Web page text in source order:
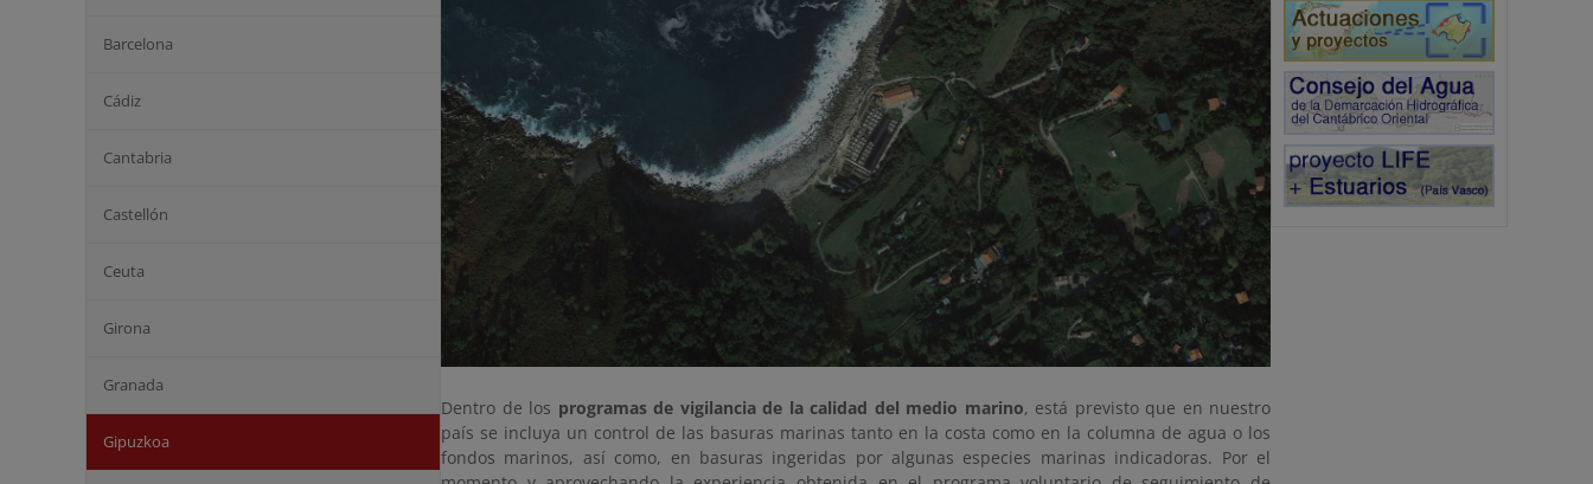
Barcelona
Cádiz
Cantabria
Castellón
Ceuta
Girona
Granada
Gipuzkoa
Dentro de los programas de vigilancia de la calidad del medio marino, está previsto que en nuestro
país se incluya un control de las basuras marinas tanto en la costa como en la columna de agua o los
fondos marinos, así como, en basuras ingeridas por algunas especies marinas indicadoras. Por el